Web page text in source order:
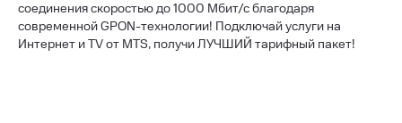
соединения скоростью до 1000 Мбит/с благодаря
современной GPON-технологии! Подключай услуги на
Интернет и TV от MTS, получи ЛУЧШИЙ тарифный пакет!